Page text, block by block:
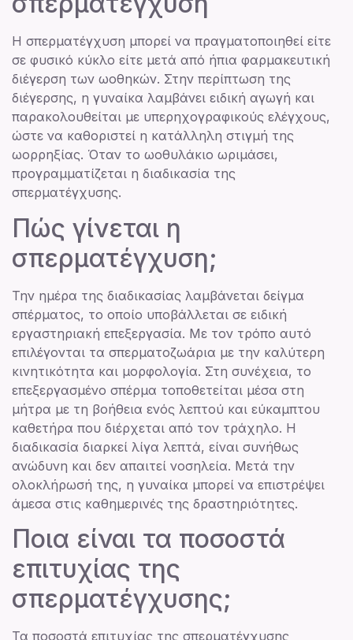
Η σπερματέγχυση μπορεί να πραγματοποιηθεί είτε
σε φυσικό κύκλο είτε μετά από ήπια φαρμακευτική
διέγερση των ωοθηκών. Στην περίπτωση της
διέγερσης, η γυναίκα λαμβάνει ειδική αγωγή και
παρακολουθείται με υπερηχογραφικούς ελέγχους,
ώστε να καθοριστεί η κατάλληλη στιγμή της
ωορρηξίας. Όταν το ωοθυλάκιο ωριμάσει,
προγραμματίζεται η διαδικασία της
σπερματέγχυσης.
Πώς γίνεται η
σπερματέγχυση;
Την ημέρα της διαδικασίας λαμβάνεται δείγμα
σπέρματος, το οποίο υποβάλλεται σε ειδική
εργαστηριακή επεξεργασία. Με τον τρόπο αυτό
επιλέγονται τα σπερματοζωάρια με την καλύτερη
κινητικότητα και μορφολογία. Στη συνέχεια, το
επεξεργασμένο σπέρμα τοποθετείται μέσα στη
μήτρα με τη βοήθεια ενός λεπτού και εύκαμπτου
καθετήρα που διέρχεται από τον τράχηλο. Η
διαδικασία διαρκεί λίγα λεπτά, είναι συνήθως
ανώδυνη και δεν απαιτεί νοσηλεία. Μετά την
ολοκλήρωσή της, η γυναίκα μπορεί να επιστρέψει
άμεσα στις καθημερινές της δραστηριότητες.
Ποια είναι τα ποσοστά
επιτυχίας της
σπερματέγχυσης;
Τα ποσοστά επιτυχίας της σπερματέγχυσης